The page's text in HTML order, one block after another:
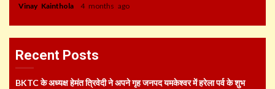
Vinay Kainthola 4 months ago
Recent Posts
BKTC के अध्यक्ष हेमंत त्रिवेदी ने अपने गृह जनपद यमकेश्वर में हरेला पर्व के शुभ